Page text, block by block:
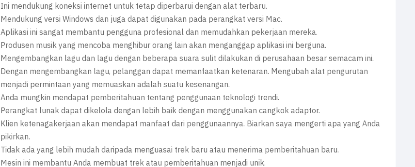
Ini mendukung koneksi internet untuk tetap diperbarui dengan alat terbaru.
Mendukung versi Windows dan juga dapat digunakan pada perangkat versi Mac.
Aplikasi ini sangat membantu pengguna profesional dan memudahkan pekerjaan mereka.
Produsen musik yang mencoba menghibur orang lain akan menganggap aplikasi ini berguna.
Mengembangkan lagu dan lagu dengan beberapa suara sulit dilakukan di perusahaan besar semacam ini.
Dengan mengembangkan lagu, pelanggan dapat memanfaatkan ketenaran. Mengubah alat pengurutan
menjadi permintaan yang memuaskan adalah suatu kesenangan.
Anda mungkin mendapat pemberitahuan tentang penggunaan teknologi trendi.
Perangkat lunak dapat dikelola dengan lebih baik dengan menggunakan cangkok adaptor.
Klien ketenagakerjaan akan mendapat manfaat dari penggunaannya. Biarkan saya mengerti apa yang Anda
pikirkan.
Tidak ada yang lebih mudah daripada menguasai trek baru atau menerima pemberitahuan baru.
Mesin ini membantu Anda membuat trek atau pemberitahuan menjadi unik.